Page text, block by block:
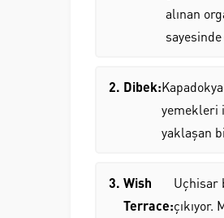
alınan
Dibek:
yemekleri
yaklaşan
Wish
Terrace:
Uçhisar